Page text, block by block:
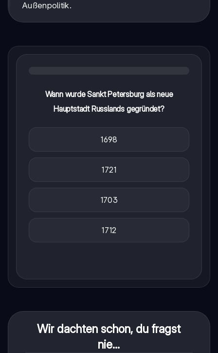
Außenpolitik.
Wann wurde Sankt Petersburg als neue
Hauptstadt Russlands gegründet?
1698
1721
1703
1712
Wir dachten schon, du fragst
nie...